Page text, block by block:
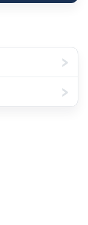
>
>